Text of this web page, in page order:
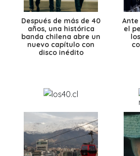
Después de más de 40
años, una histórica
banda chilena abre un
nuevo capítulo con
disco inédito
el